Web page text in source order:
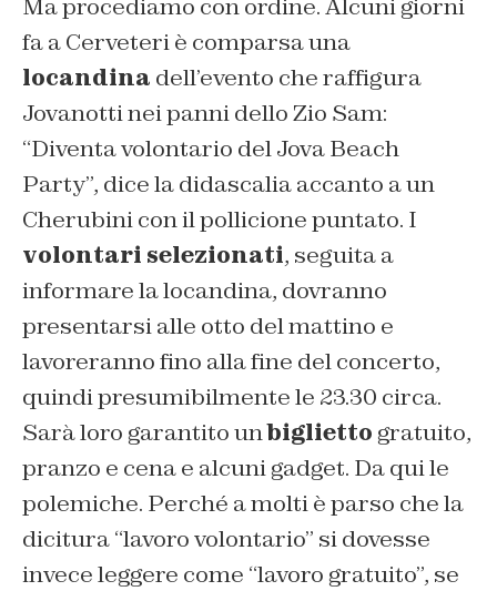
Ma procediamo con ordine. Alcuni giorni
fa a Cerveteri è comparsa una
locandina dell’evento che raffigura
Jovanotti nei panni dello Zio Sam:
“Diventa volontario del Jova Beach
Party”, dice la didascalia accanto a un
Cherubini con il pollicione puntato. I
volontari selezionati, seguita a
informare la locandina, dovranno
presentarsi alle otto del mattino e
lavoreranno fino alla fine del concerto,
quindi presumibilmente le 23.30 circa.
Sarà loro garantito unbiglietto gratuito,
pranzo e cena e alcuni gadget. Da qui le
polemiche. Perché a molti è parso che la
dicitura “lavoro volontario” si dovesse
invece leggere come “lavoro gratuito”, se